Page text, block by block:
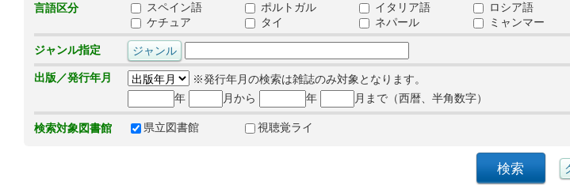
言語区分
スペイン語
ポルトガル イタリア語 ロシア語
ケチュア
タイ ネパール ミャンマー
ジャンル指定
出版／発行年月
※発行年月の検索は雑誌のみ対象となります。
年
月から 年 月まで（西暦、半角数字）
検索対象図書館 県立図書館 視聴覚ライ